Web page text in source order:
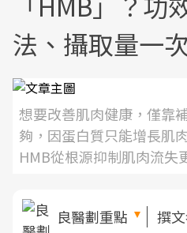
法、攝取量一
想要改善肌肉健康，僅靠
夠，因蛋白質只能增長肌
HMB從根源抑制肌肉流失
良醫劃重點 撰文